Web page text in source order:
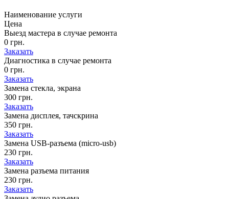
Наименование услуги
Цена
Выезд мастера в случае ремонта
0 грн.
Заказать
Диагностика в случае ремонта
0 грн.
Заказать
Замена стекла, экрана
300 грн.
Заказать
Замена дисплея, тачскрина
350 грн.
Заказать
Замена USB-разъема (micro-usb)
230 грн.
Заказать
Замена разъема питания
230 грн.
Заказать